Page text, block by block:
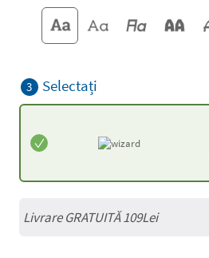
3 Selectați
Livrare GRATUITĂ 109Lei